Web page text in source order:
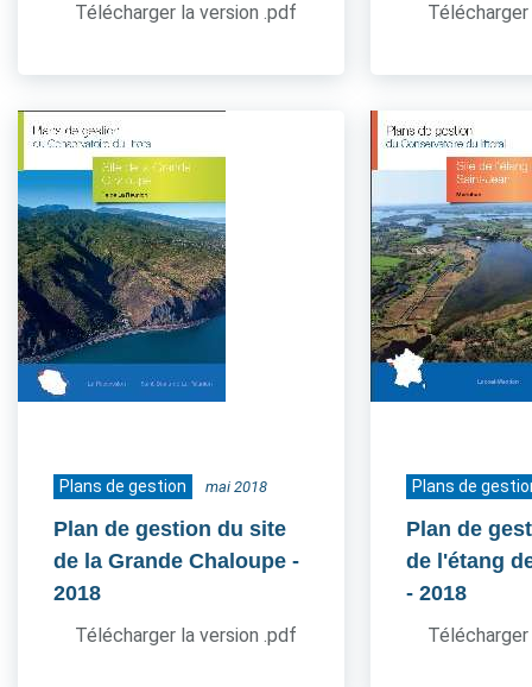
Télécharger la version .pdf
Plans de gestion mai 2018
Plan de gestion du site
de la Grande Chaloupe -
2018
Télécharger la version .pdf
Plans de
Plan de
de l'étang
- 2018